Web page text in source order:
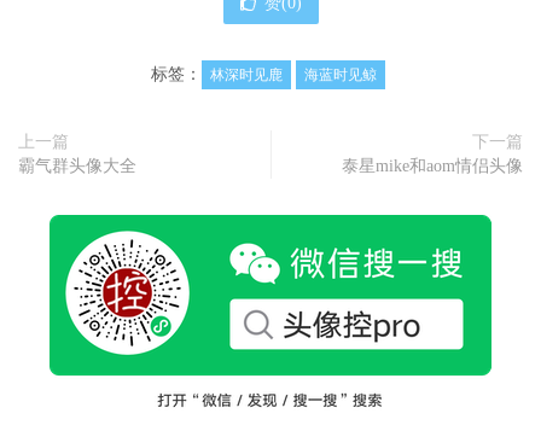
标签： 林深时见鹿 海蓝时见鲸
上一篇
霸气群头像大全
下一篇
泰星mike和aom情侣头像